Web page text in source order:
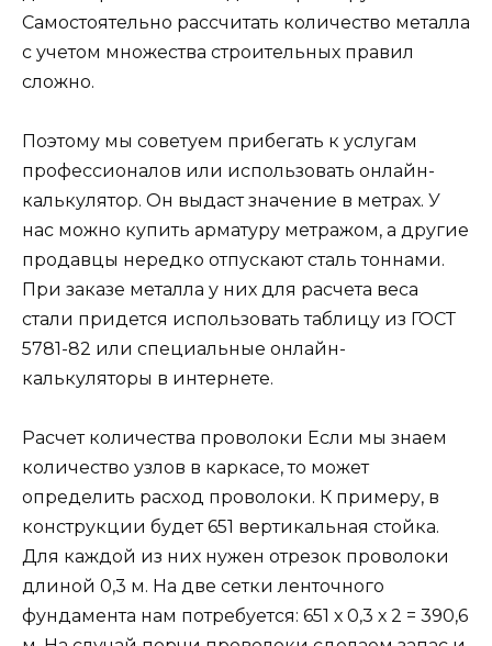
Самостоятельно рассчитать количество металла
с учетом множества строительных правил
сложно.
Поэтому мы советуем прибегать к услугам
профессионалов или использовать онлайн-
калькулятор. Он выдаст значение в метрах. У
нас можно купить арматуру метражом, а другие
продавцы нередко отпускают сталь тоннами.
При заказе металла у них для расчета веса
стали придется использовать таблицу из ГОСТ
5781-82 или специальные онлайн-
калькуляторы в интернете.
Расчет количества проволоки Если мы знаем
количество узлов в каркасе, то может
определить расход проволоки. К примеру, в
конструкции будет 651 вертикальная стойка.
Для каждой из них нужен отрезок проволоки
длиной 0,3 м. На две сетки ленточного
фундамента нам потребуется: 651 х 0,3 х 2 = 390,6